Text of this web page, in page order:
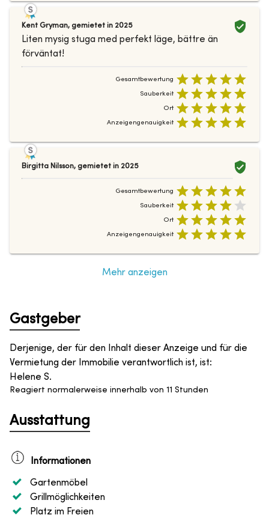
Kent Gryman, gemietet in 2025
Liten mysig stuga med perfekt läge, bättre än
förväntat!
Gesamtbewertung
Sauberkeit
Ort
Anzeigengenauigkeit
Birgitta Nilsson, gemietet in 2025
Gesamtbewertung
Sauberkeit
Ort
Anzeigengenauigkeit
Mehr anzeigen
Gastgeber
Derjenige, der für den Inhalt dieser Anzeige und für die
Vermietung der Immobilie verantwortlich ist, ist:
Helene S.
Reagiert normalerweise innerhalb von 11 Stunden
Ausstattung
Informationen
Gartenmöbel
Grillmöglichkeiten
Platz im Freien